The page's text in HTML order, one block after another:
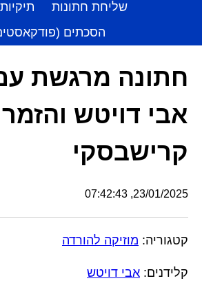
שליחת חתונות
הסכתים
חתונה מרגשת
אבי דויטש
קרישבסקי
23/01/2025, 07:42:43
קטגוריה: מוזיקה להורדה
קלידנים: אבי דויטש